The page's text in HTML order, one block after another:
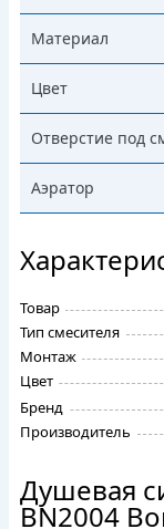
Материал
Цвет
Отверстие под
Аэратор
Товар
Тип смесителя
Монтаж
Цвет
Бренд
Производитель
Душевая
BN2004